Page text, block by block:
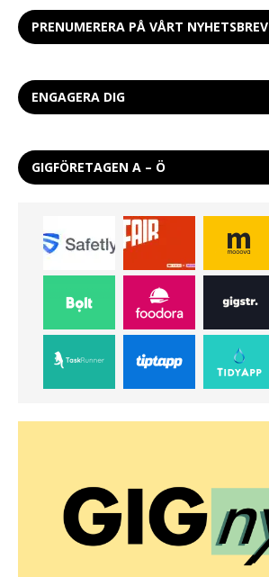
PRENUMERERA PÅ VÅRT NYHETSBREV
ENGAGERA DIG
GIGFÖRETAGEN A – Ö